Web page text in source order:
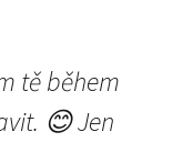
tě během
😊 Jen